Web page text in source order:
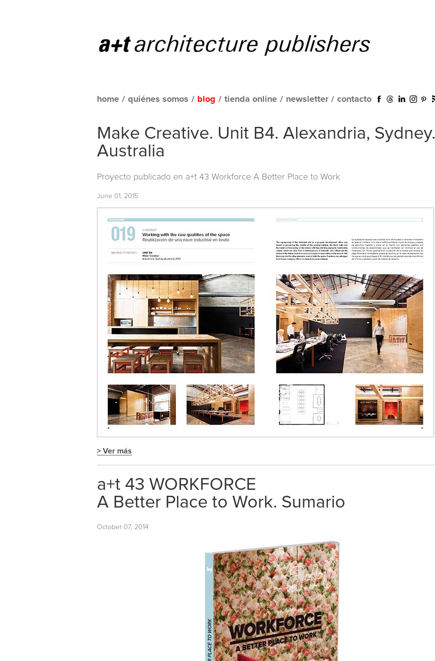
home / quiénes somos / blog / tienda online / newsletter / contacto
Make Creative. Unit B4. Alexandria, Sydney.
Australia
Proyecto publicado en a+t 43 Workforce A Better Place to Work
June 01, 2015
> Ver más
a+t 43 WORKFORCE
A Better Place to Work. Sumario
October 07, 2014